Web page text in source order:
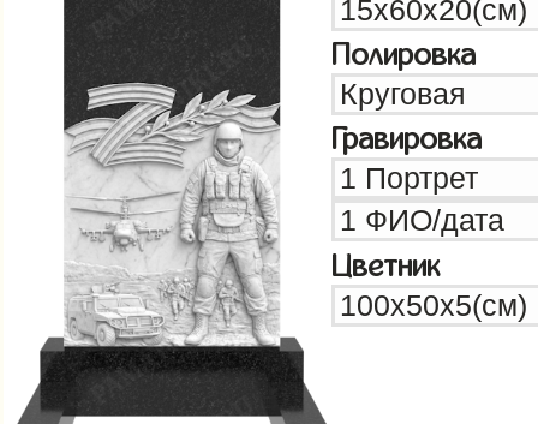
Полировка
Гравировка
Цветник